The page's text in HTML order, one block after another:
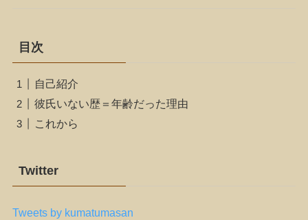
目次
自己紹介
彼氏いない歴＝年齢だった理由
これから
Twitter
Tweets by kumatumasan